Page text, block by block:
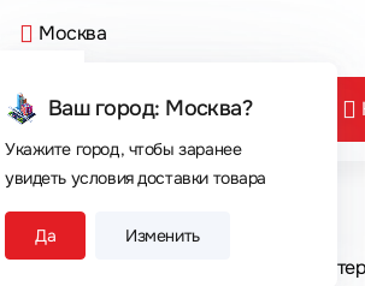
Москва
Ваш город: Москва?
Укажите город, чтобы заранее
увидеть условия доставки товара
Да Изменить
Сегодня покупают
Главная